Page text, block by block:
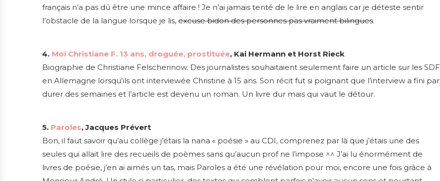
français n’a pas dû être une mince affaire ! Je n’ai jamais tenté de le lire en anglais car je déteste sentir
l’obstacle de la langue lorsque je lis, excuse bidon des personnes pas vraiment bilingues.
4. Moi Christiane F. 13 ans, droguée, prostituée, Kai Hermann et Horst Rieck
Biographie de Christiane Felscherinow. Des journalistes souhaitaient seulement faire un article sur les SDF
en Allemagne lorsqu’ils ont interviewée Christine à 15 ans. Son récit fut si poignant que l’interview a fini par
durer des semaines et l’article est devenu un roman. Un livre dur mais qui vaut le détour.
5. Paroles, Jacques Prévert
Bon, il faut savoir qu’au collège j’étais la nana « poésie » au CDI, comprenez par là que j’étais une des
seules qui allait lire des recueils de poèmes sans qu’aucun prof ne l’impose ^^ J’ai lu énormément de
livres de poésie, j’en ai aimés un tas, mais Paroles a été une révélation pour moi, encore une fois grâce à